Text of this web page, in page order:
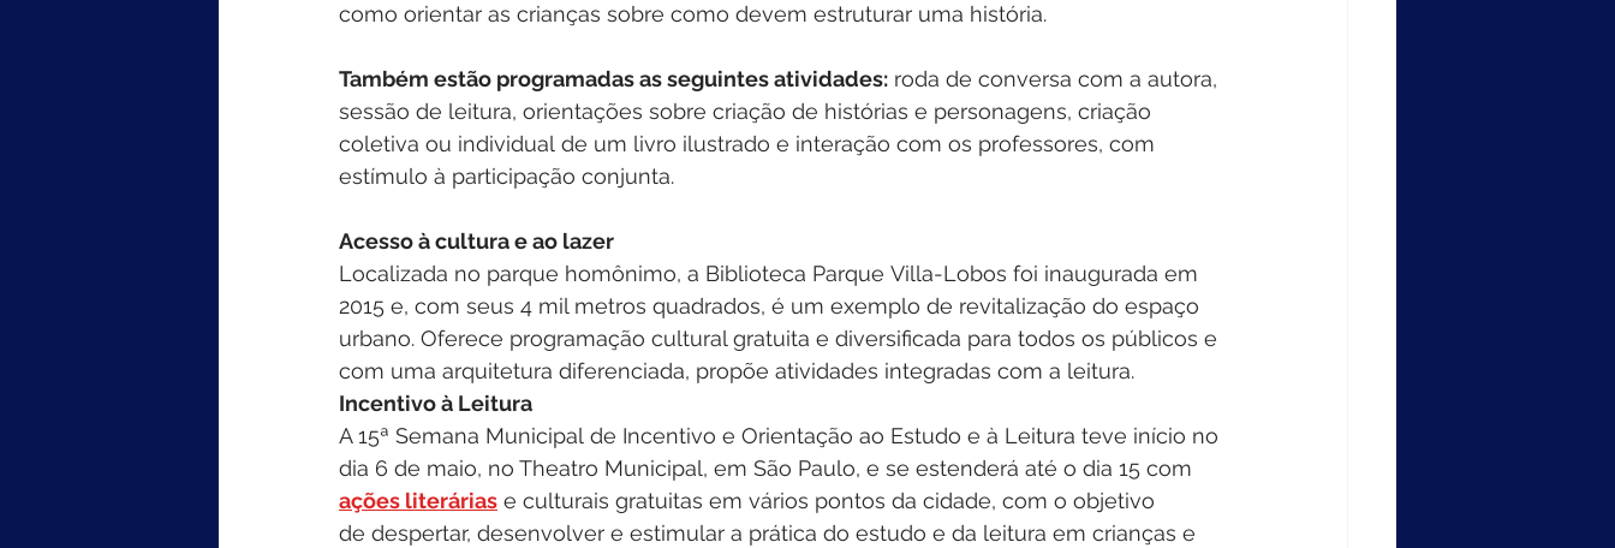
como orientar as crianças sobre como devem estruturar uma história.
Também estão programadas as seguintes atividades: roda de conversa com a autora,
sessão de leitura, orientações sobre criação de histórias e personagens, criação
coletiva ou individual de um livro ilustrado e interação com os professores, com
estímulo à participação conjunta.
Acesso à cultura e ao lazer
Localizada no parque homônimo, a Biblioteca Parque Villa-Lobos foi inaugurada em
2015 e, com seus 4 mil metros quadrados, é um exemplo de revitalização do espaço
urbano. Oferece programação cultural gratuita e diversificada para todos os públicos e
com uma arquitetura diferenciada, propõe atividades integradas com a leitura.
Incentivo à Leitura
A 15ª Semana Municipal de Incentivo e Orientação ao Estudo e à Leitura teve início no
dia 6 de maio, no Theatro Municipal, em São Paulo, e se estenderá até o dia 15 com
ações literárias e culturais gratuitas em vários pontos da cidade, com o objetivo
de despertar, desenvolver e estimular a prática do estudo e da leitura em crianças e